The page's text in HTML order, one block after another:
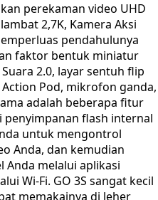
perekaman video UHD
2,7K, Kamera Aksi
pendahulunya
faktor bentuk miniatur
2.0, layar sentuh flip
Pod, mikrofon ganda,
adalah beberapa fitur
penyimpanan flash internal
untuk mengontrol
Anda, dan kemudian
Anda melalui aplikasi
Wi-Fi. GO 3S sangat kecil
memakainya di leher